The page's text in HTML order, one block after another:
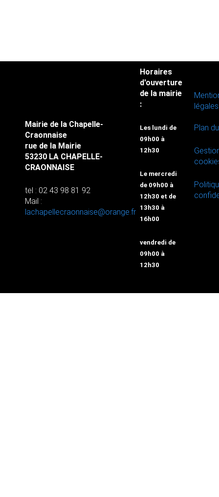
Mairie de la Chapelle-
Craonnaise
rue de la Mairie
53230 LA CHAPELLE-
CRAONNAISE
tel : 02 43 98 81 92
Mail :
lachapellecraonnaise@orange.fr
Horaires
d'ouverture
de la mairie
:
Les lundi de
09h00 à
12h30
Le mercredi
de 09h00 à
12h30 et de
13h30 à
16h00
vendredi de
09h00 à
12h30
légales
Plan